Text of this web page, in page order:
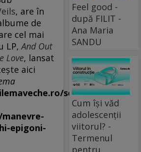
, are în
de
cel mai
LP,And Out
Love, lansat
aici
sectiune/la-
epigoni-
Feel good -
după FILIT -
Ana Maria
SANDU
Cum își văd
adolescenții
viitorul? -
Termenul
pentru